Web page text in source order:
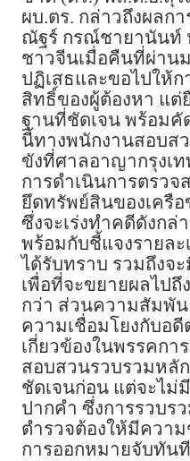
ผบ.ตร. กล่าวถึงผลก
ณัฐร์ กรณ์ชายานันท์
ชาวจีนเมื่อคืนที่ผ่าน
ปฏิเสธและขอไปให้
สิทธิ์ของผู้ต้องหา แ
ฐานที่ชัดเจน พร้อม
นี้ทางพนักงานสอบส
ขังที่ศาลอาญากรุงเ
การดำเนินการตรวจ
ยึดทรัพย์สินของเครื
ซึ่งจะเร่งทำคดีดังกล่
พร้อมกับชี้แจงรายล
ได้รับทราบ รวมถึงจ
เพื่อที่จะขยายผลไป
กว่า ส่วนความสัมพั
ความเชื่อมโยงกับอ
เกี่ยวข้องในพรรคกา
สอบสวนรวบรวมหลั
ชัดเจนก่อน แต่จะไม่
ปากคำ ซึ่งการรวบร
ตำรวจต้องให้มีควา
การออกหมายจับทันที